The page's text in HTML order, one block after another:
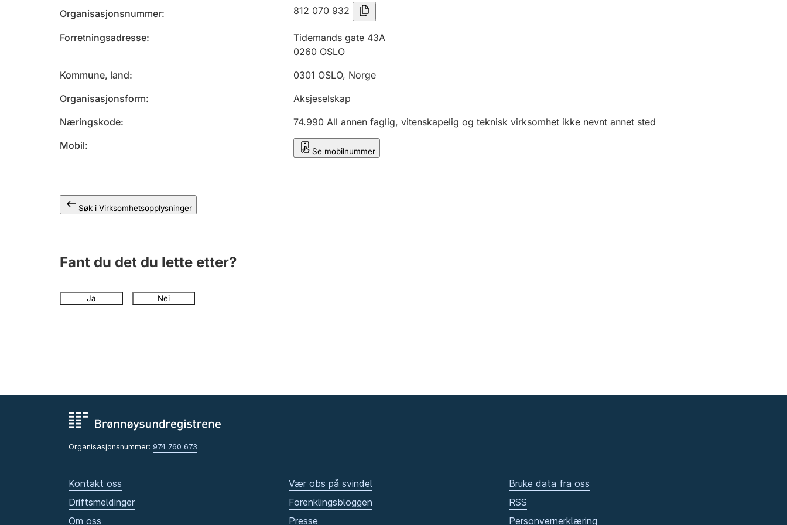
Organisasjonsnummer 812 070 932
Forretningsadresse
Tidemands gate 43A
0260 OSLO
Kommune, land
0301 OSLO, Norge
Organisasjonsform
Aksjeselskap
Næringskode
74.990 All annen faglig, vitenskapelig og teknisk virksomhet ikke nevnt annet sted
Mobil
Se mobilnummer
Søk i Virksomhetsopplysninger
Fant du det du lette etter?
Ja Nei
Organisasjonsnummer: 974 760 673
Kontakt oss
Driftsmeldinger
Om oss
Vær obs på svindel
Forenklingsbloggen
Presse
Bruke data fra oss
RSS
Personvernerklæring